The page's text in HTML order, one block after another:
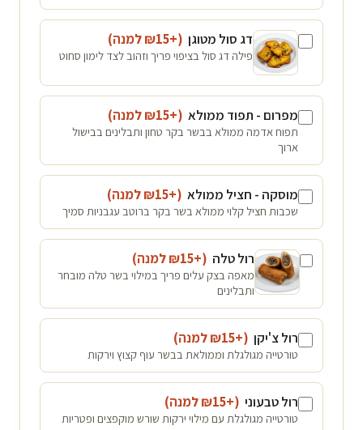
דג סול מטוגן (+₪
15 למנה)
פילה דג סול בציפוי פריך וזהוב לצד לימון סחוט
מפרום - תפוד ממולא (+₪
15 למנה)
תפוח אדמה ממולא בבשר בקר טחון ותבלינים בבישול
ארוך
מוסקה - חציל ממולא (+₪
15 למנה)
שכבות חציל קלוי ממולא בשר בקר ברוטב עגבניות סמיך
רול טלה (+₪
15 למנה)
מאפה בצק עלים פריך במילוי בשר טלה מובחר
ותבלינים
רול צ'יקן (+₪
15 למנה)
טורטייה מגולגלת וממולאת בבשר עוף קצוץ וירקות
רול טבעוני (+₪
15 למנה)
טורטייה מגולגלת עם מילוי ירקות שורש מוקפצים ופטריות